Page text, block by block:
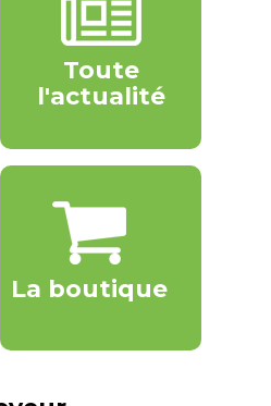
Toute
l'actualité
La boutique